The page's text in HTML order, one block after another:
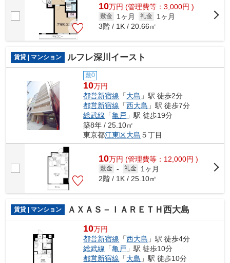
10万円 (管理費等：3,000円 )
敷金 1ヶ月 礼金
1ヶ月
3階 / 1K / 20.66㎡
賃貸 | マンション ルフレ深川イースト
敷0
10万円
都営新宿線 「大島 」駅 徒歩2分
都営新宿線 「西大島 」駅 徒歩7分
総武線 「亀戸 」駅 徒歩19分
築8年 / 25.10㎡
東京都江東区大島 ５丁目
10万円 (管理費等：12,000円 )
敷金 - 礼金
1ヶ月
2階 / 1K / 25.10㎡
賃貸 | マンション ＡＸＡＳ－ＩＡＲＥＴＨ西大島
10万円
都営新宿線 「西大島 」駅 徒歩4分
総武線 「亀戸 」駅 徒歩10分
都営新宿線 「大島 」駅 徒歩10分